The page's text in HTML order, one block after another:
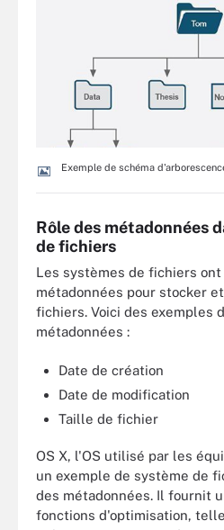
Exemple de schéma
Rôle des métadonnées
de fichiers
Les systèmes de fichiers ont
métadonnées pour stocker
fichiers. Voici des exemples
métadonnées :
Date de création
Date de modification
Taille de fichier
OS X, l'OS utilisé par les
un exemple de système de
des métadonnées. Il fournit
fonctions d'optimisation,